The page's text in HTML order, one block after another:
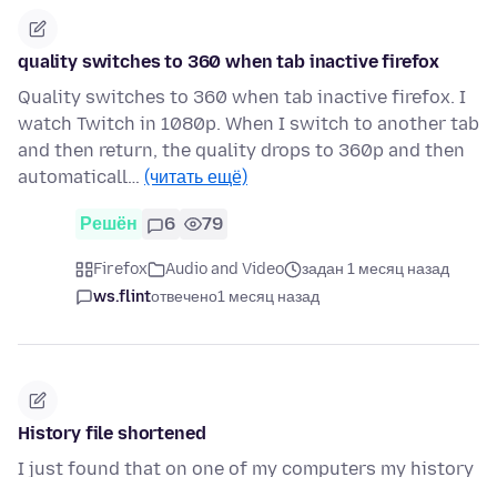
quality switches to 360 when tab inactive firefox
Quality switches to 360 when tab inactive firefox. I
watch Twitch in 1080p. When I switch to another tab
and then return, the quality drops to 360p and then
automaticall… (читать ещё)
Решён 6 79
Firefox Audio and Video
задан 1 месяц назад
ws.flintотвечено1 месяц назад
History file shortened
I just found that on one of my computers my history